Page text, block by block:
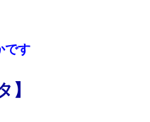
です
】